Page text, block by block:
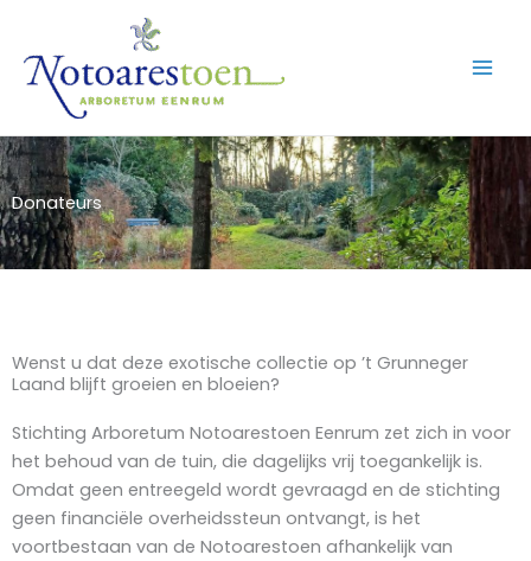
inhoud
Donateurs
Wenst u dat deze exotische collectie op ’t Grunneger
Laand blijft groeien en bloeien?
Stichting Arboretum Notoarestoen Eenrum zet zich in voor
het behoud van de tuin, die dagelijks vrij toegankelijk is.
Omdat geen entreegeld wordt gevraagd en de stichting
geen financiële overheidssteun ontvangt, is het
voortbestaan van de Notoarestoen afhankelijk van